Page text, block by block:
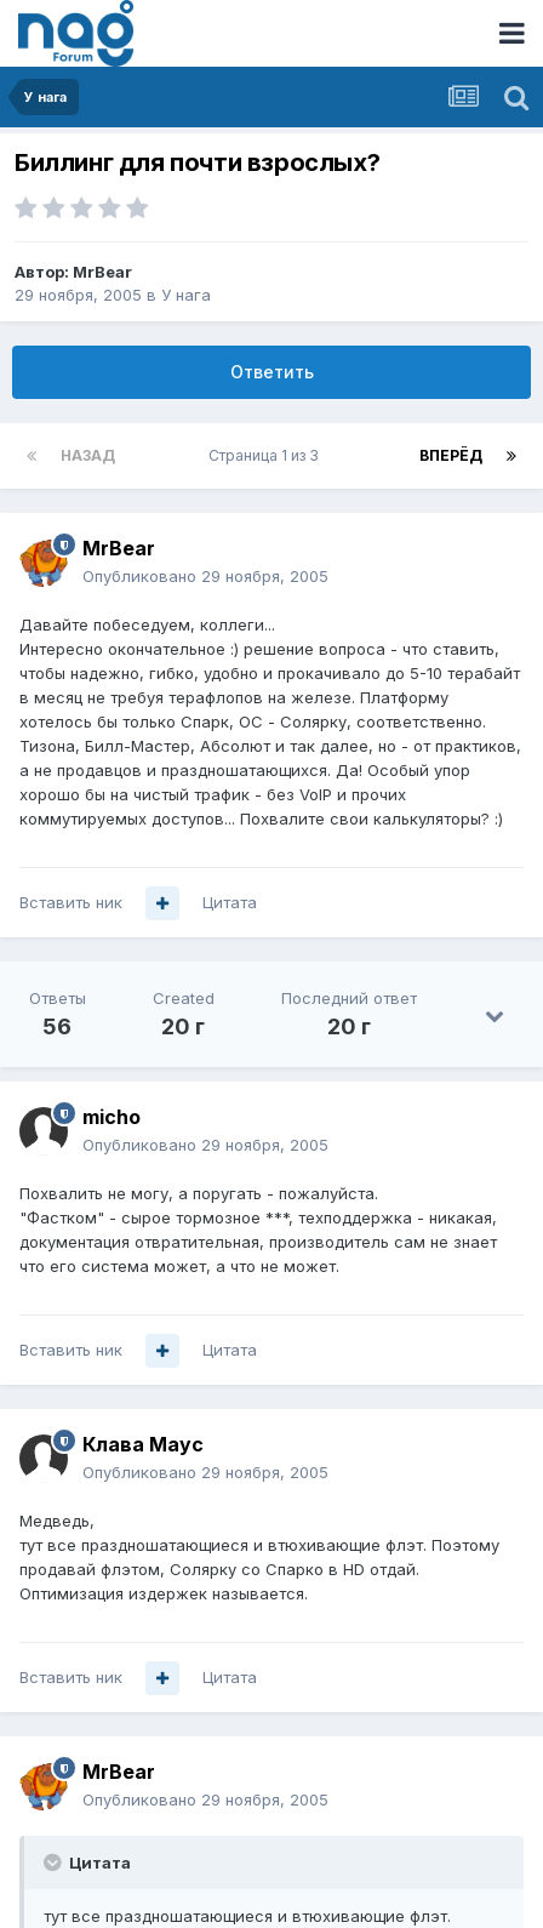
У нага
Биллинг для почти взрослых?
Автор: MrBear
29 ноября, 2005 в У нага
Ответить
НАЗАД ВПЕРЁД
Страница 1 из 3
MrBear
Опубликовано 29 ноября, 2005
Давайте побеседуем, коллеги...
Интересно окончательное :) решение вопроса - что ставить,
чтобы надежно, гибко, удобно и прокачивало до 5-10 терабайт
в месяц не требуя терафлопов на железе. Платформу
хотелось бы только Спарк, ОС - Солярку, соответственно.
Тизона, Билл-Мастер, Абсолют и так далее, но - от практиков,
а не продавцов и праздношатающихся. Да! Особый упор
хорошо бы на чистый трафик - без VoIP и прочих
коммутируемых доступов... Похвалите свои калькуляторы? :)
Вставить ник Цитата
Ответы
56
Created
20 г
Последний ответ
20 г
micho
Опубликовано 29 ноября, 2005
Похвалить не могу, а поругать - пожалуйста.
"Фастком" - сырое тормозное ***, техподдержка - никакая,
документация отвратительная, производитель сам не знает
что его система может, а что не может.
Вставить ник Цитата
Клава Маус
Опубликовано 29 ноября, 2005
Медведь,
тут все праздношатающиеся и втюхивающие флэт. Поэтому
продавай флэтом, Солярку со Спарко в HD отдай.
Оптимизация издержек называется.
Вставить ник Цитата
MrBear
Опубликовано 29 ноября, 2005
Цитата
тут все праздношатающиеся и втюхивающие флэт.